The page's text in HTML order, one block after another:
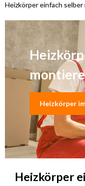
Heizkörper einfach
Heizkörper
Heizkörper